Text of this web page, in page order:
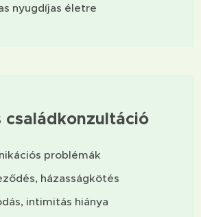
nyugdíjas életre
családkonzultáció
problémák
házasságkötés
intimitás hiánya